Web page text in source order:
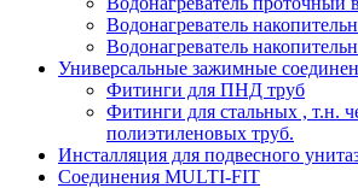
Водонагреватель
Водонагреватель
Универсальные зажимные
Фитинги для ПНД труб
Фитинги для стальных , т.н.
полиэтиленовых труб.
Инсталляция для подвесного
Соединения MULTI-FIT